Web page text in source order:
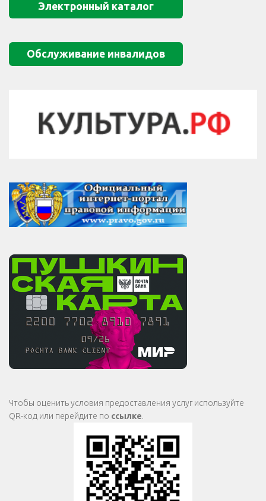
Электронный каталог
Обслуживание инвалидов
Чтобы оценить условия предоставления услуг используйте
QR-код или перейдите по ссылке.